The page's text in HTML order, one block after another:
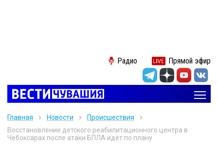
Радио Прямой эфир
Главная Новости
Происшествия
Восстановление детского реабилитационного центра в
Чебоксарах после атаки БПЛА идёт по плану